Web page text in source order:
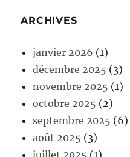
ARCHIVES
janvier 2026 (1)
décembre 2025 (3)
novembre 2025 (1)
octobre 2025 (2)
septembre 2025 (6)
août 2025 (3)
juillet 2025 (1)